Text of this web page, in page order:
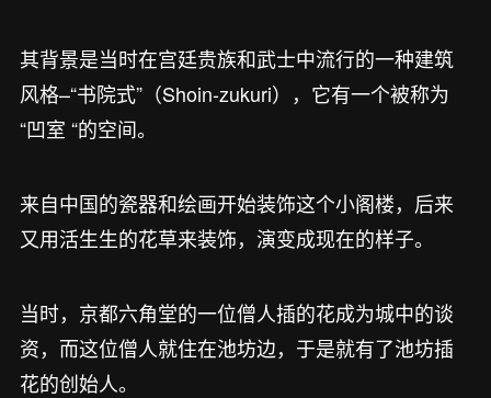
其背景是当时在宫廷贵族和武士中流行的一种建筑
风格–“书院式”（Shoin-zukuri），它有一个被称为
“凹室 “的空间。
来自中国的瓷器和绘画开始装饰这个小阁楼，后来
又用活生生的花草来装饰，演变成现在的样子。
当时，京都六角堂的一位僧人插的花成为城中的谈
资，而这位僧人就住在池坊边，于是就有了池坊插
花的创始人。